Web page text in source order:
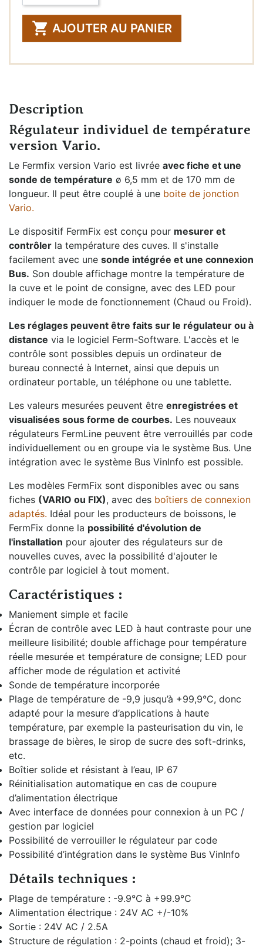
Quantité
 AJOUTER AU PANIER
Description
Régulateur individuel de température
version Vario.
Le Fermfix version Vario est livrée avec fiche et une
sonde de température ø 6,5 mm et de 170 mm de
longueur. Il peut être couplé à une boite de jonction
Vario.
Le dispositif FermFix est conçu pour mesurer et
contrôler la température des cuves. Il s'installe
facilement avec une sonde intégrée et une connexion
Bus. Son double affichage montre la température de
la cuve et le point de consigne, avec des LED pour
indiquer le mode de fonctionnement (Chaud ou Froid).
Les réglages peuvent être faits sur le régulateur ou à
distance via le logiciel Ferm-Software. L'accès et le
contrôle sont possibles depuis un ordinateur de
bureau connecté à Internet, ainsi que depuis un
ordinateur portable, un téléphone ou une tablette.
Les valeurs mesurées peuvent être enregistrées et
visualisées sous forme de courbes. Les nouveaux
régulateurs FermLine peuvent être verrouillés par code
individuellement ou en groupe via le système Bus. Une
intégration avec le système Bus VinInfo est possible.
Les modèles FermFix sont disponibles avec ou sans
fiches (VARIO ou FIX), avec des boîtiers de connexion
adaptés. Idéal pour les producteurs de boissons, le
FermFix donne la possibilité d'évolution de
l'installation pour ajouter des régulateurs sur de
nouvelles cuves, avec la possibilité d'ajouter le
contrôle par logiciel à tout moment.
Caractéristiques :
Maniement simple et facile
Écran de contrôle avec LED à haut contraste pour une
meilleure lisibilité; double affichage pour température
réelle mesurée et température de consigne; LED pour
afficher mode de régulation et activité
Sonde de température incorporée
Plage de température de -9,9 jusqu’à +99,9°C, donc
adapté pour la mesure d’applications à haute
température, par exemple la pasteurisation du vin, le
brassage de bières, le sirop de sucre des soft-drinks,
etc.
Boîtier solide et résistant à l’eau, IP 67
Réinitialisation automatique en cas de coupure
d’alimentation électrique
Avec interface de données pour connexion à un PC /
gestion par logiciel
Possibilité de verrouiller le régulateur par code
Possibilité d’intégration dans le système Bus VinInfo
Détails techniques :
Plage de température : -9.9°C à +99.9°C
Alimentation électrique : 24V AC +/-10%
Sortie : 24V AC / 2.5A
Structure de régulation : 2-points (chaud et froid); 3-